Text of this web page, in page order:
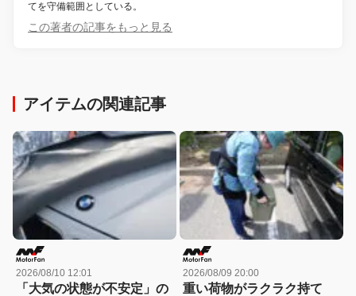
てを守備範囲としている。
この著者の記事をもっと見る
アイテムの関連記事
2026/08/10 12:01
「大気の状態が不安定」の
2026/08/09 20:00
重い荷物がラクラク持て